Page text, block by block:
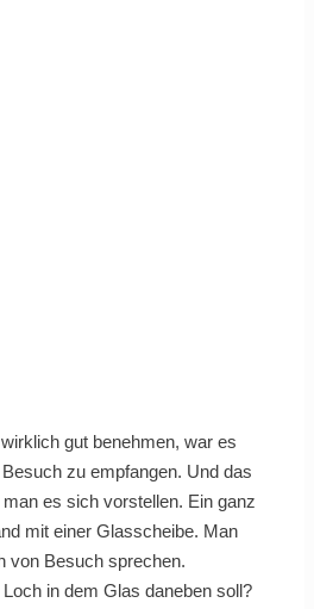
gut benehmen, war es
zu empfangen. Und das
es sich vorstellen. Ein ganz
mit einer Glasscheibe. Man
von Besuch sprechen.
in dem Glas daneben soll?